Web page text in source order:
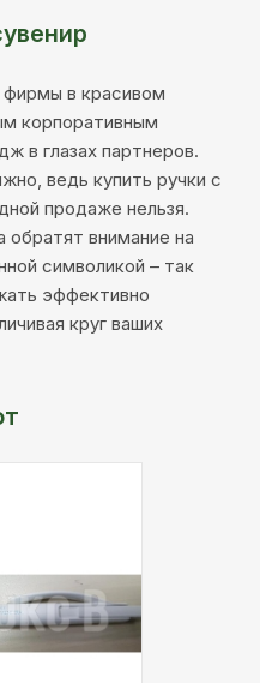
фирмы в красивом
корпоративным
в глазах партнеров.
ведь купить ручки с
продаже нельзя.
обратят внимание на
символикой – так
эффективно
круг ваших